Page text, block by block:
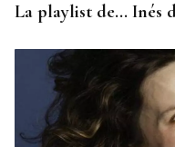
La playlist de... Inés